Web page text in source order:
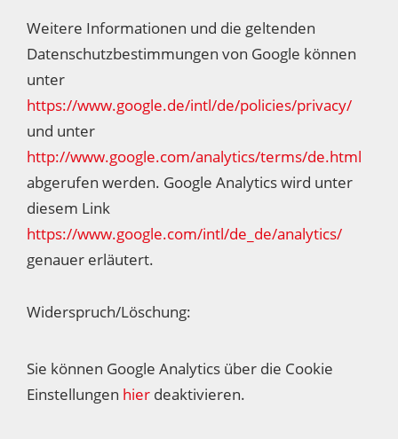
Weitere Informationen und die geltenden
Datenschutzbestimmungen von Google können
unter
https://www.google.de/intl/de/policies/privacy/
und unter
http://www.google.com/analytics/terms/de.html
abgerufen werden. Google Analytics wird unter
diesem Link
https://www.google.com/intl/de_de/analytics/
genauer erläutert.
Widerspruch/Löschung:
Sie können Google Analytics über die Cookie
Einstellungen hier deaktivieren.